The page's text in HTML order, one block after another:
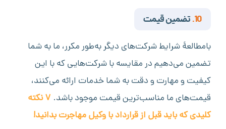
10. تضمین قیمت
بامطالعۀ شرایط شرکت‌های دیگر به‌طور مکرر، ما به شما
تضمین می‌دهیم در مقایسه با شرکت‌هایی که با این
کیفیت و مهارت و دقت به شما خدمات ارائه می‌کنند،
قیمت‌های ما مناسب‌ترین قیمت موجود باشد.
۷ نکته
کلیدی که باید قبل از قرارداد با وکیل مهاجرت بدانید!